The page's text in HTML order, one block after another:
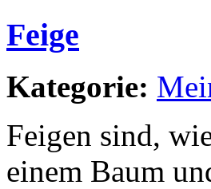
Feige
Kategorie:
Feigen sind,
einem Baum